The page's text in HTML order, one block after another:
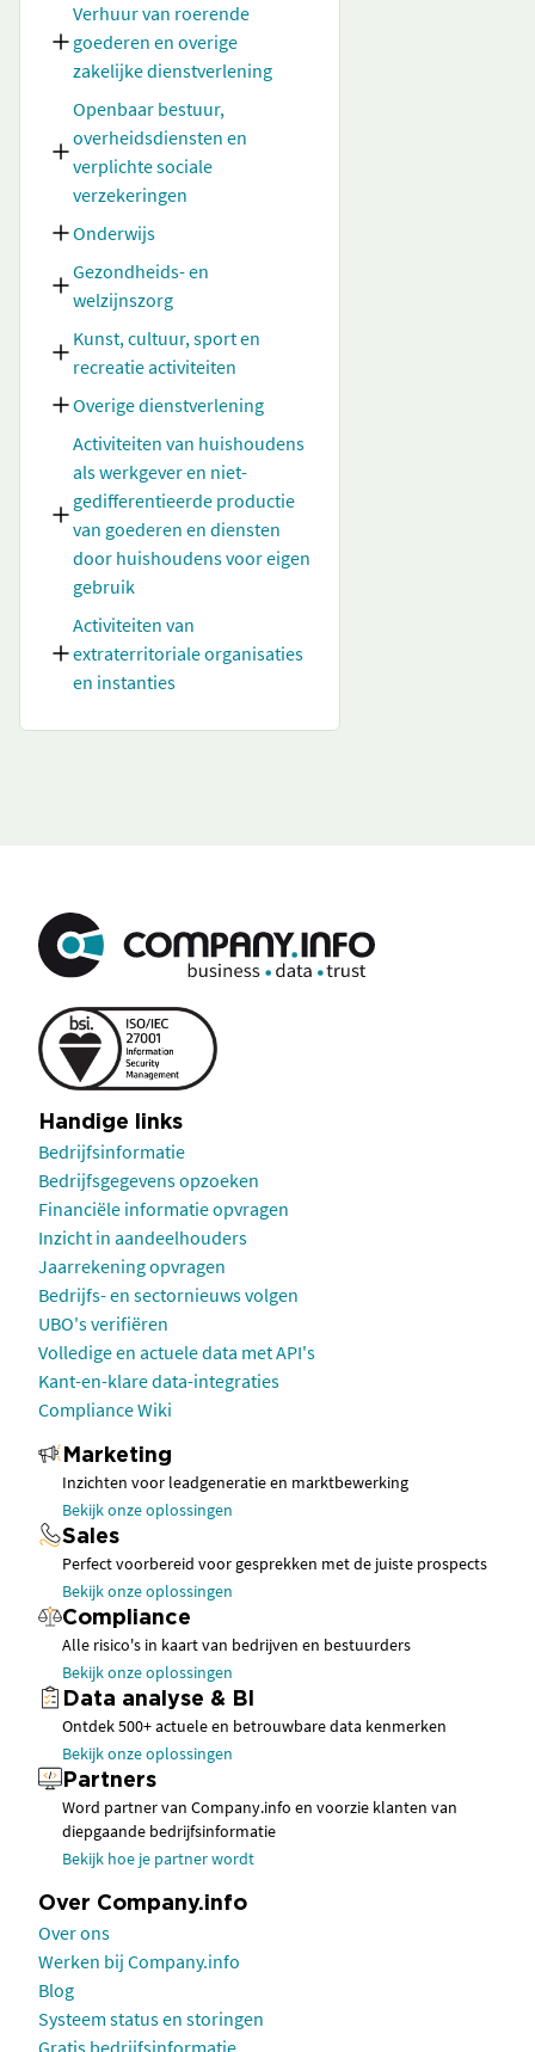
Verhuur van roerende
goederen en overige
zakelijke dienstverlening
Openbaar bestuur,
overheidsdiensten en
verplichte sociale
verzekeringen
Onderwijs
Gezondheids- en
welzijnszorg
Kunst, cultuur, sport en
recreatie activiteiten
Overige dienstverlening
Activiteiten van huishoudens
als werkgever en niet-
gedifferentieerde productie
van goederen en diensten
door huishoudens voor eigen
gebruik
Activiteiten van
extraterritoriale organisaties
en instanties
Handige links
Bedrijfsinformatie
Bedrijfsgegevens opzoeken
Financiële informatie opvragen
Inzicht in aandeelhouders
Jaarrekening opvragen
Bedrijfs- en sectornieuws volgen
UBO's verifiëren
Volledige en actuele data met API's
Kant-en-klare data-integraties
Compliance Wiki
Marketing
Inzichten voor leadgeneratie en marktbewerking
Bekijk onze oplossingen
Sales
Perfect voorbereid voor gesprekken met de juiste prospects
Bekijk onze oplossingen
Compliance
Alle risico's in kaart van bedrijven en bestuurders
Bekijk onze oplossingen
Data analyse & BI
Ontdek 500+ actuele en betrouwbare data kenmerken
Bekijk onze oplossingen
Partners
Word partner van Company.info en voorzie klanten van
diepgaande bedrijfsinformatie
Bekijk hoe je partner wordt
Over Company.info
Over ons
Werken bij Company.info
Blog
Systeem status en storingen